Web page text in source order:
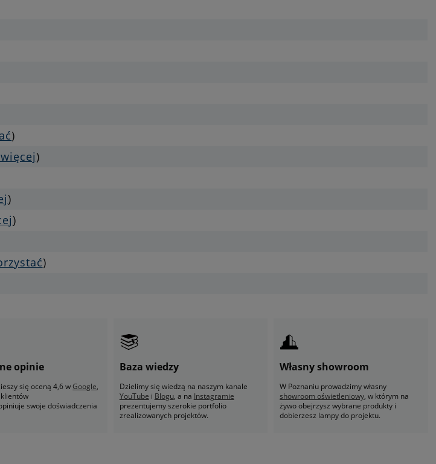
)
)
)
)
)
opinie
się oceną 4,6 wGoogle,
swoje doświadczenia
Baza wiedzy
Dzielimy się wiedzą na naszym kanale
YouTube i Blogu, a na Instagramie
prezentujemy szerokie portfolio
zrealizowanych projektów.
Własny showroom
W Poznaniu prowadzimy własny
showroom oświetleniowy, w którym na
żywo obejrzysz wybrane produkty i
dobierzesz lampy do projektu.